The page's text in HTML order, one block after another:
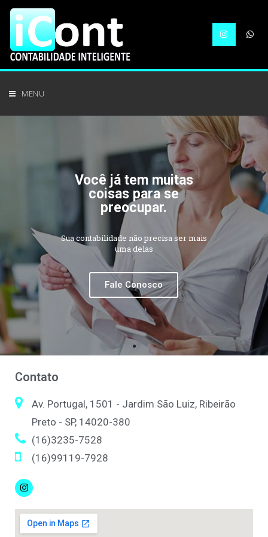
MENU
Você já tem muitas
coisas para se
preocupar.
Sua contabilidade não precisa ser mais
uma delas
Fale Conosco
Contato
Av. Portugal, 1501 - Jardim São Luiz, Ribeirão
Preto - SP, 14020-380
(16)3235-7528
(16)99119-7928